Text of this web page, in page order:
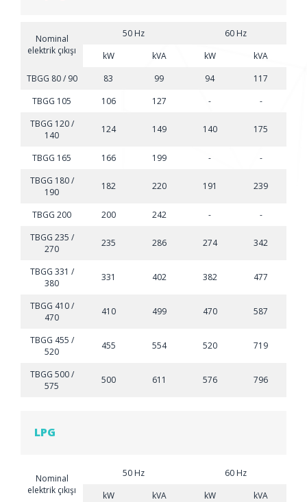
Nominal
elektrik çıkışı
50 Hz
60 Hz
kW
kVA kW
kVA
TBGG 80 / 90
83 99 94
117
TBGG 105
106 127 -
-
TBGG 120 /
140
124 149 140 175
TBGG 165 166 199 -
-
TBGG 180 /
190
182 220 191 239
TBGG 200 200 242 -
-
TBGG 235 /
270
235 286 274 342
TBGG 331 /
380
331 402 382 477
TBGG 410 /
470
410 499 470 587
TBGG 455 /
520
455 554 520 719
TBGG 500 /
575
500 611 576 796
LPG
Nominal
elektrik çıkışı
50 Hz
60 Hz
kW
kVA kW
kVA